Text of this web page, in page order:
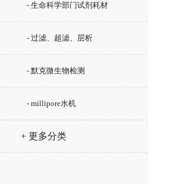
- 生命科学部门试剂耗材
- 过滤、超滤、层析
- 默克微生物检测
- millipore水机
+ 更多分类